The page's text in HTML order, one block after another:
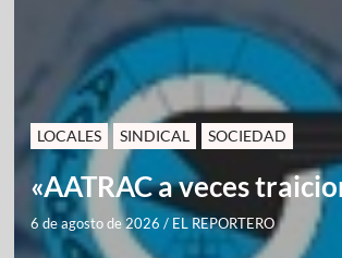
LOCALES SINDICAL SOCIEDAD
«AATRAC a veces
6 de agosto de 2026 / EL REPORTERO